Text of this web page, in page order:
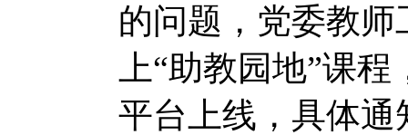
的问题，党委教
上“助教园地”课
平台上线，具体通